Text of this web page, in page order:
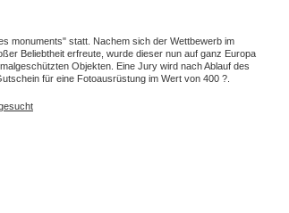
monuments" statt. Nachem sich der Wettbewerb im
Beliebtheit erfreute, wurde dieser nun auf ganz Europa
Objekten. Eine Jury wird nach Ablauf des
für eine Fotoausrüstung im Wert von 400 ?.